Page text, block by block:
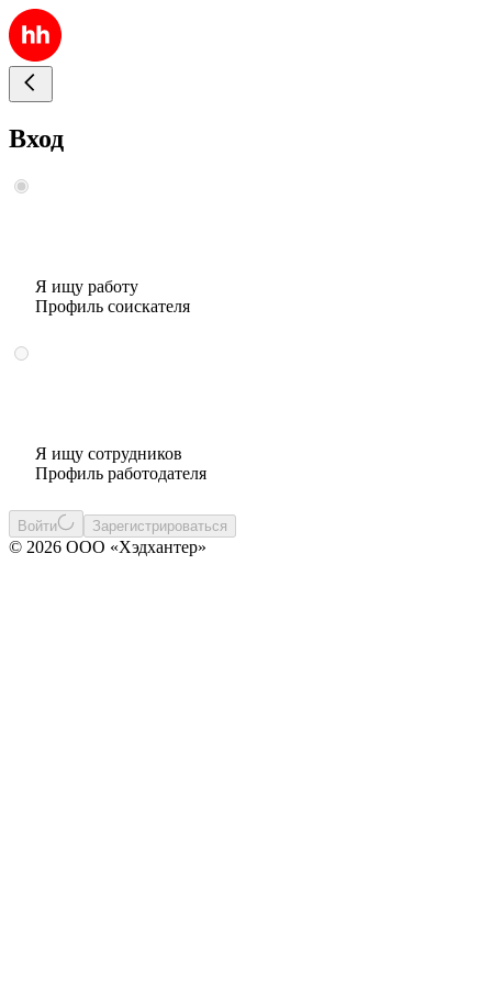
Вход
Я ищу работу
Профиль соискателя
Я ищу сотрудников
Профиль работодателя
Войти Зарегистрироваться
© 2026 ООО «Хэдхантер»